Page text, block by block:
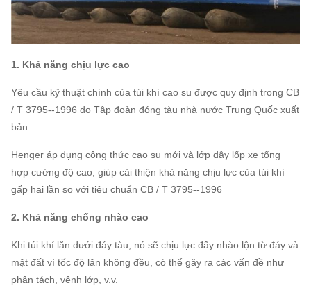
1. Khả năng chịu lực cao
Yêu cầu kỹ thuật chính của túi khí cao su được quy định trong CB
/ T 3795--1996 do Tập đoàn đóng tàu nhà nước Trung Quốc xuất
bản.
Henger áp dụng công thức cao su mới và lớp dây lốp xe tổng
hợp cường độ cao, giúp cải thiện khả năng chịu lực của túi khí
gấp hai lần so với tiêu chuẩn CB / T 3795--1996
2. Khả năng chống nhào cao
Khi túi khí lăn dưới đáy tàu, nó sẽ chịu lực đẩy nhào lộn từ đáy và
mặt đất vì tốc độ lăn không đều, có thể gây ra các vấn đề như
phân tách, vênh lớp, v.v.